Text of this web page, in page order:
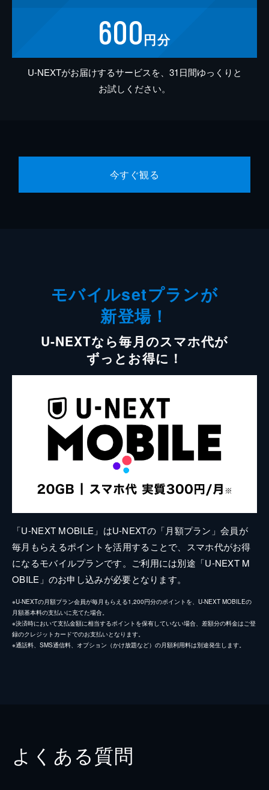
600円分
U-NEXTがお届けするサービスを、31日間ゆっくりと
お試しください。
今すぐ観る
モバイルsetプランが
新登場！
U-NEXTなら毎月のスマホ代が
ずっとお得に！
「U-NEXT MOBILE」はU-NEXTの「月額プラン」会員が
毎月もらえるポイントを活用することで、スマホ代がお得
になるモバイルプランです。ご利用には別途「U-NEXT M
OBILE」のお申し込みが必要となります。
※U-NEXTの月額プラン会員が毎月もらえる1,200円分のポイントを、U-NEXT MOBILEの
月額基本料の支払いに充てた場合。
※決済時において支払金額に相当するポイントを保有していない場合、差額分の料金はご登
録のクレジットカードでのお支払いとなります。
※通話料、SMS通信料、オプション（かけ放題など）の月額利用料は別途発生します。
よくある質問